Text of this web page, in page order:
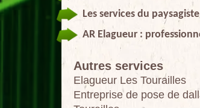
Les services du
AR Elagueur :
Autres services
Elagueur Les Tourailles
Entreprise de pose de